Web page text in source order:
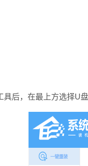
，在最上方选择U盘